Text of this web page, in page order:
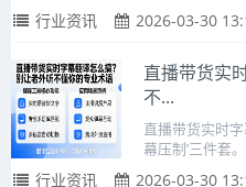
行业资讯 2026-03-30
直播带货实
不...
直播带货实时
幕压制’三件套
行业资讯 2026-03-30